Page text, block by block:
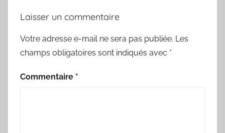
Laisser un commentaire
Votre adresse e-mail ne sera pas publiée. Les
champs obligatoires sont indiqués avec *
Commentaire *